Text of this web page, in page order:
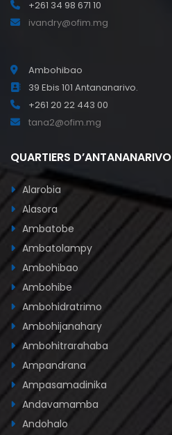
+261 34 98 671 10
ivandry@ofim.mg
Ambohibao
39 Ebis 101 Antananarivo.
+261 20 22 443 00
tana2@ofim.mg
QUARTIERS D’ANTANANARIVO
Alarobia
Alasora
Ambatobe
Ambatolampy
Ambohibao
Ambohibe
Ambohidratrimo
Ambohijanahary
Ambohitrarahaba
Ampandrana
Ampasamadinika
Andavamamba
Andohalo